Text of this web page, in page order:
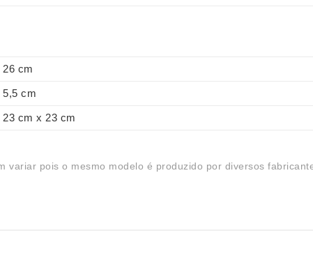
26 cm
5,5 cm
23 cm x 23 cm
variar pois o mesmo modelo é produzido por diversos